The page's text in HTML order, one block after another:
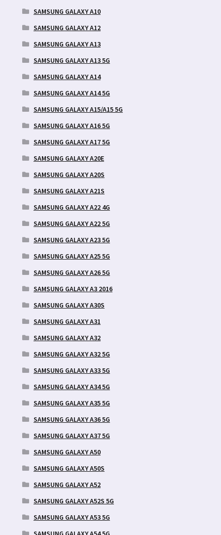
SAMSUNG GALAXY A10
SAMSUNG GALAXY A12
SAMSUNG GALAXY A13
SAMSUNG GALAXY A13 5G
SAMSUNG GALAXY A14
SAMSUNG GALAXY A14 5G
SAMSUNG GALAXY A15/A15 5G
SAMSUNG GALAXY A16 5G
SAMSUNG GALAXY A17 5G
SAMSUNG GALAXY A20E
SAMSUNG GALAXY A20S
SAMSUNG GALAXY A21S
SAMSUNG GALAXY A22 4G
SAMSUNG GALAXY A22 5G
SAMSUNG GALAXY A23 5G
SAMSUNG GALAXY A25 5G
SAMSUNG GALAXY A26 5G
SAMSUNG GALAXY A3 2016
SAMSUNG GALAXY A30S
SAMSUNG GALAXY A31
SAMSUNG GALAXY A32
SAMSUNG GALAXY A32 5G
SAMSUNG GALAXY A33 5G
SAMSUNG GALAXY A34 5G
SAMSUNG GALAXY A35 5G
SAMSUNG GALAXY A36 5G
SAMSUNG GALAXY A37 5G
SAMSUNG GALAXY A50
SAMSUNG GALAXY A50S
SAMSUNG GALAXY A52
SAMSUNG GALAXY A52S 5G
SAMSUNG GALAXY A53 5G